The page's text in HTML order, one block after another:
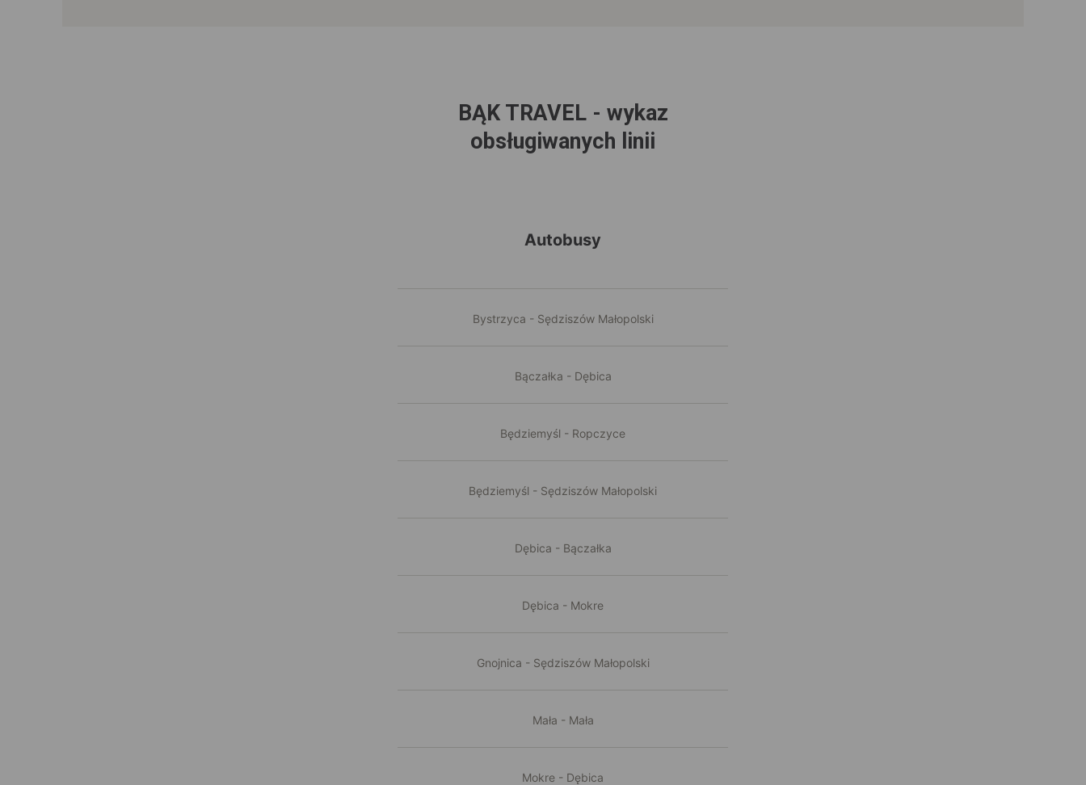
BĄK TRAVEL - wykaz
obsługiwanych linii
Autobusy
Bystrzyca - Sędziszów Małopolski
Bączałka - Dębica
Będziemyśl - Ropczyce
Będziemyśl - Sędziszów Małopolski
Dębica - Bączałka
Dębica - Mokre
Gnojnica - Sędziszów Małopolski
Mała - Mała
Mokre - Dębica